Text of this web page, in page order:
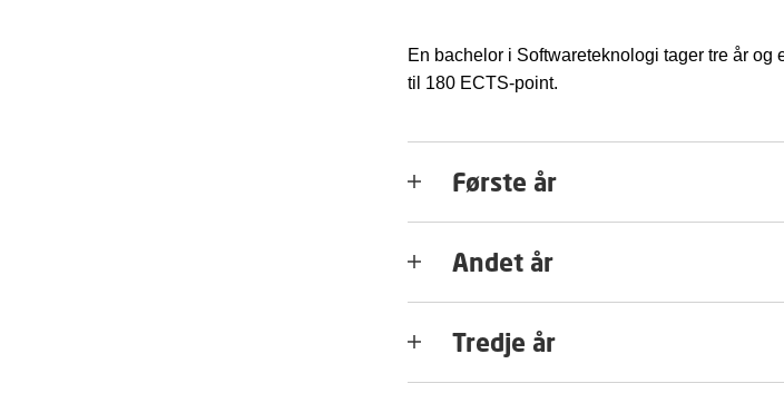
En bachelor i Softwareteknologi tager tre år og
til 180 ECTS-point.
Første år
Andet år
Tredje år